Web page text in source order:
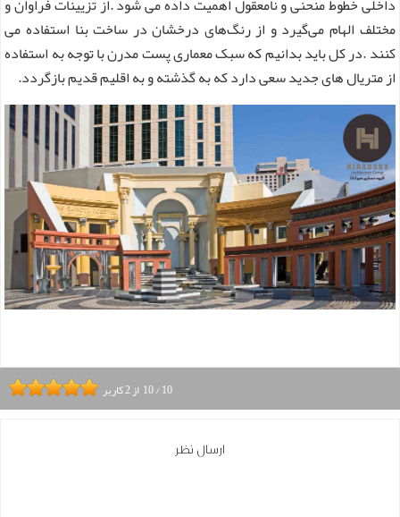
مختلف الهام می‌گیرد و از رنگ‌های درخشان در ساخت بنا استفاده می
کنند .در کل باید بدانیم که سبک معماری پست مدرن با توجه به استفاده
از متریال های جدید سعی دارد که به گذشته و به اقلیم قدیم بازگردد.
10/10 از2کاربر
ارسال نظر